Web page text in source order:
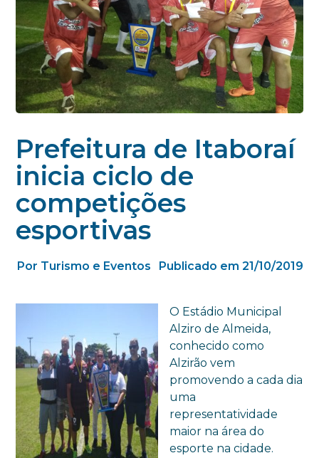
Prefeitura de Itaboraí
inicia ciclo de
competições
esportivas
Por Turismo e Eventos Publicado em 21/10/2019
O Estádio Municipal
Alziro de Almeida,
conhecido como
Alzirão vem
promovendo a cada dia
uma
representatividade
maior na área do
esporte na cidade.